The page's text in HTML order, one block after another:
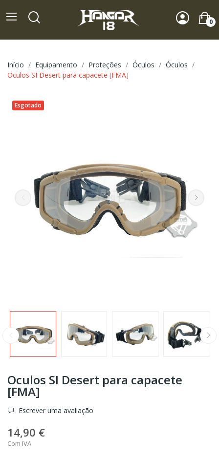
0
Início Equipamento Proteções Óculos
Óculos
Oculos SI Desert para capacete [FMA]
Esgotado
Oculos SI Desert para capacete
[FMA]
Escrever uma avaliação
14,90 €
Com IVA